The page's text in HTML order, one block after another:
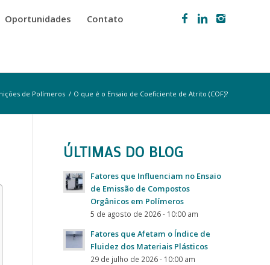
Oportunidades Contato
de Polímeros / O que é o Ensaio de Coeficiente de Atrito (COF)?
ÚLTIMAS DO BLOG
Fatores que Influenciam no Ensaio
de Emissão de Compostos
Orgânicos em Polímeros
5 de agosto de 2026 - 10:00 am
Fatores que Afetam o Índice de
Fluidez dos Materiais Plásticos
29 de julho de 2026 - 10:00 am